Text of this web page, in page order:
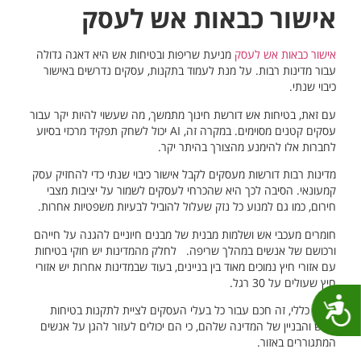
נגישות
אישור כבאות אש לעסק
אישור כבאות אש לעסק מניעת שריפות ובטיחות אש היא דאגה גדולה
עבור מדינות רבות. על מנת לעמוד בתקנות, עסקים נדרשים באישור
כיבוי שנתי.
עם זאת, בטיחות אש דורשת חינוך מתמשך, מה שעשוי להיות יקר עבור
עסקים קטנים מסוימים. במקרה זה, AI יכול לשחק תפקיד מרכזי בסיוע
לחברות אלו להימנע מהצורך בהיתר יקר.
מדינות רבות דורשות מעסקים לקבל אישור כיבוי שנתי כדי להחזיק עסק
קמעונאי. הסיבה לכך היא שהכרחי לעסקים לשמור על יציבות מצבי
חירום, כמו גם למנוע כל נזק שעלול להוביל לבעיות משפטיות אחרות.
חומרים מעכבי אש ושלמות מבנית של מבנים חיוניים להגנה על חייהם
ורכושם של אנשים במהלך שריפה. לחלק מהמדינות יש חוקי בטיחות
עם אזורי חיץ נמוכים מאוד בין בניינים, בעוד שבמדינות אחרות יש אזורי
חיץ שעולים על 30 רגל.
באופן כללי, זה חכם עבור כל בעלי העסקים לציית לתקנות בטיחות
האש והבניין של המדינה שלהם, כי הם יכולים לעזור להגן על אנשים
המתגוררים באזור.